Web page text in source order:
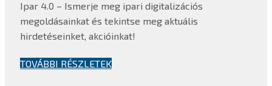
Ipar 4.0 – Ismerje meg ipari digitalizációs
megoldásainkat és tekintse meg aktuális
hirdetéseinket, akcióinkat!
TOVÁBBI RÉSZLETEK